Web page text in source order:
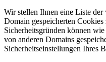
Wir stellen Ihnen eine Liste
Domain gespeicherten
Sicherheitsgründen können
von anderen Domains
Sicherheitseinstellungen Ihres